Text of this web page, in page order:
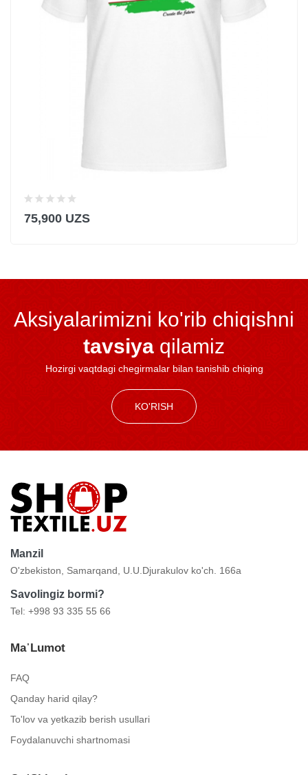
75,900 UZS
Aksiyalarimizni ko'rib chiqishni
tavsiya qilamiz
Hozirgi vaqtdagi chegirmalar bilan tanishib chiqing
KO'RISH
Manzil
O'zbekiston, Samarqand, U.U.Djurakulov ko'ch. 166a
Savolingiz bormi?
Tel: +998 93 335 55 66
Ma᾿lumot
FAQ
Qanday harid qilay?
To'lov va yetkazib berish usullari
Foydalanuvchi shartnomasi